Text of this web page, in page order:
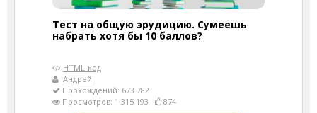
Тест на общую эрудицию. Сумеешь
набрать хотя бы 10 баллов?
HTML-код
Андрей
Прохождений: 673 782
Просмотров: 1 315 193
874